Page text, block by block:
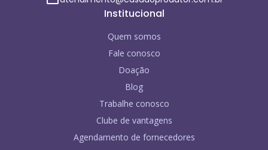
Institucional
Quem somos
Fale conosco
Doação
Blog
Trabalhe conosco
Clube de vantagens
Agendamento de fornecedores